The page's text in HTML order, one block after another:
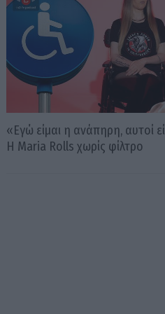
«Εγώ είμαι η ανάπηρη, αυτοί
Η Maria Rolls χωρίς φίλτρο